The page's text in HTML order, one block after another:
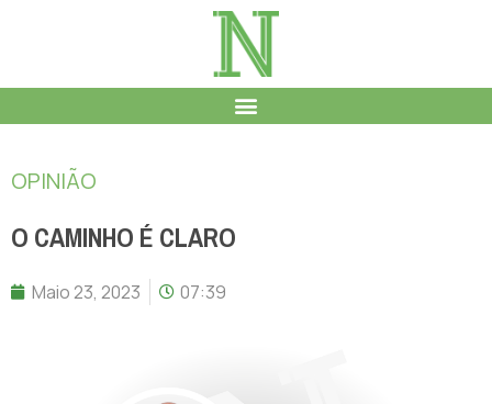
OPINIÃO
O CAMINHO É CLARO
Maio 23, 2023 07:39